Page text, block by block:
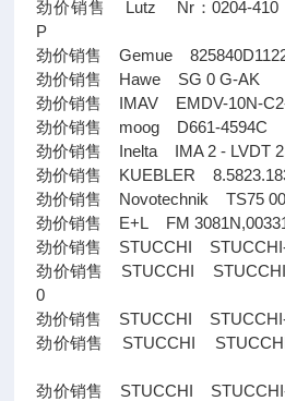
劲价销售 Lutz Nr：0204-410
P
劲价销售 Gemue
劲价销售 Hawe SG 0 G-AK
劲价销售 IMAV EMDV-10N-
劲价销售 moog D661-4594C
劲价销售 Inelta IMA 2 - LVDT
劲价销售 KUEBLER
劲价销售 Novotechnik TS75
劲价销售 E+L FM
劲价销售 STUCCHI
劲价销售 STUCCHI
0
劲价销售 STUCCHI
劲价销售 STUCCHI
劲价销售 STUCCHI STUCCHI-